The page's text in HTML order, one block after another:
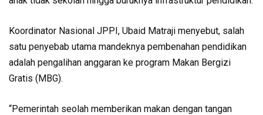
Koordinator Nasional JPPI, Ubaid Matraji menyebut, salah
satu penyebab utama mandeknya pembenahan pendidikan
adalah pengalihan anggaran ke program Makan Bergizi
Gratis (MBG).
“Pemerintah seolah memberikan makan dengan tangan